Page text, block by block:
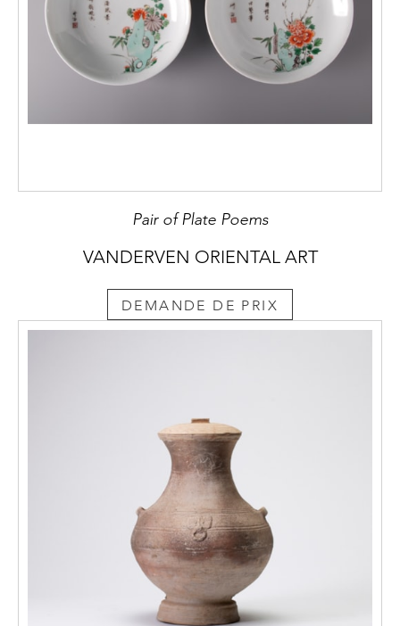
Pair of Plate Poems
VANDERVEN ORIENTAL ART
DEMANDE DE PRIX